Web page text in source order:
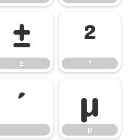
±
± ²
²
´
´ µ
µ